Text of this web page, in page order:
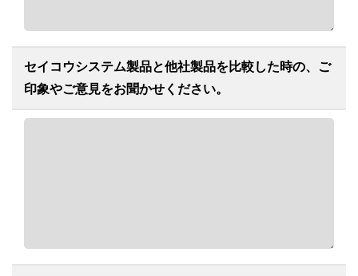
セイコウシステム製品と他社製品を比較した時の、ご
印象やご意見をお聞かせください。